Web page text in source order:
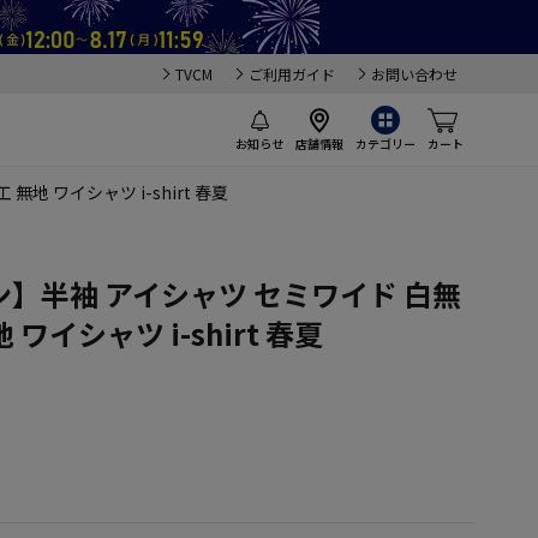
TVCM ご利用ガイド お問い合わせ
お知らせ 店舗情報 カテゴリー カート
無地 ワイシャツ i-shirt 春夏
半袖 アイシャツ セミワイド 白無
ワイシャツ i-shirt 春夏